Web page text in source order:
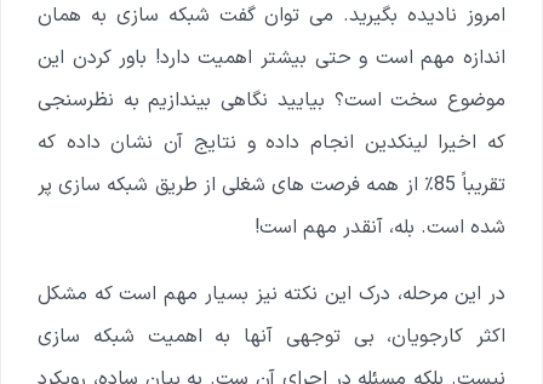
امروز نادیده بگیرید. می توان گفت شبکه سازی به همان
اندازه مهم است و حتی بیشتر اهمیت دارد! باور کردن این
موضوع سخت است؟ بیایید نگاهی بیندازیم به نظرسنجی
که اخیرا لینکدین انجام داده و نتایج آن نشان داده که
تقریباً 85٪ از همه فرصت های شغلی از طریق شبکه سازی پر
شده است. بله، آنقدر مهم است!
در این مرحله، درک این نکته نیز بسیار مهم است که مشکل
اکثر کارجویان، بی توجهی آنها به اهمیت شبکه سازی